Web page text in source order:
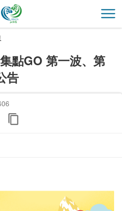
開
點GO 第一波、第
告